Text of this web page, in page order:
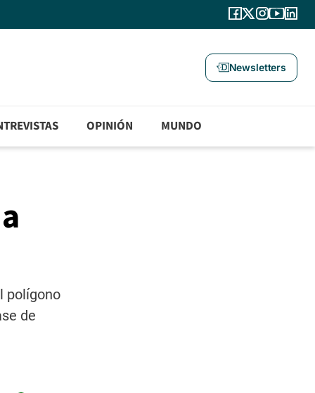
Newsletters
OPINIÓN MUNDO
polígono
de